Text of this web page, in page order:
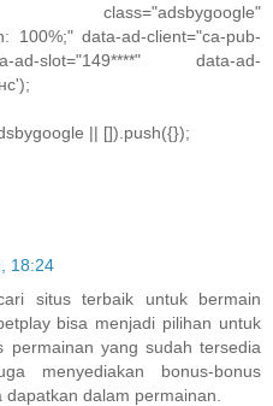
class="adsbygoogle"
100%;" data-ad-client="ca-pub-
ad-slot="149****" data-ad-
|| []).push({});
18:24
situs terbaik untuk bermain
bisa menjadi pilihan untuk
permainan yang sudah tersedia
menyediakan bonus-bonus
dalam permainan.